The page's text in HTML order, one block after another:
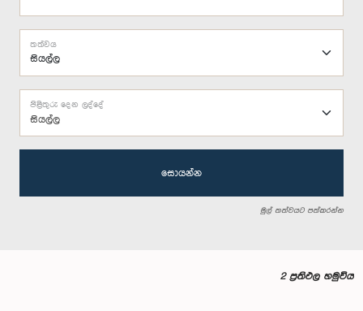
තත්වය
සියල්ල
පිළිතුරු දෙන ලද්දේ
සොයන්න
මුල් තත්වයට පත්කරන්න
2 ප්‍රතිඵල හමුවිය